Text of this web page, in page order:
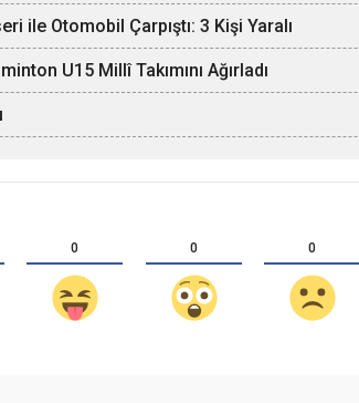
ile Otomobil Çarpıştı: 3 Kişi Yaralı
U15 Millî Takımını Ağırladı
0 0 0